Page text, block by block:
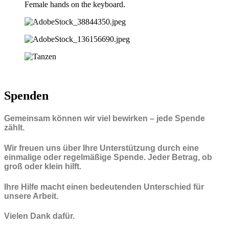
Spenden
Gemeinsam können wir viel bewirken – jede Spende
zählt.
Wir freuen uns über Ihre Unterstützung durch eine
einmalige oder regelmäßige Spende. Jeder Betrag, ob
groß oder klein hilft.
Ihre Hilfe macht einen bedeutenden Unterschied für
unsere Arbeit.
Vielen Dank dafür.